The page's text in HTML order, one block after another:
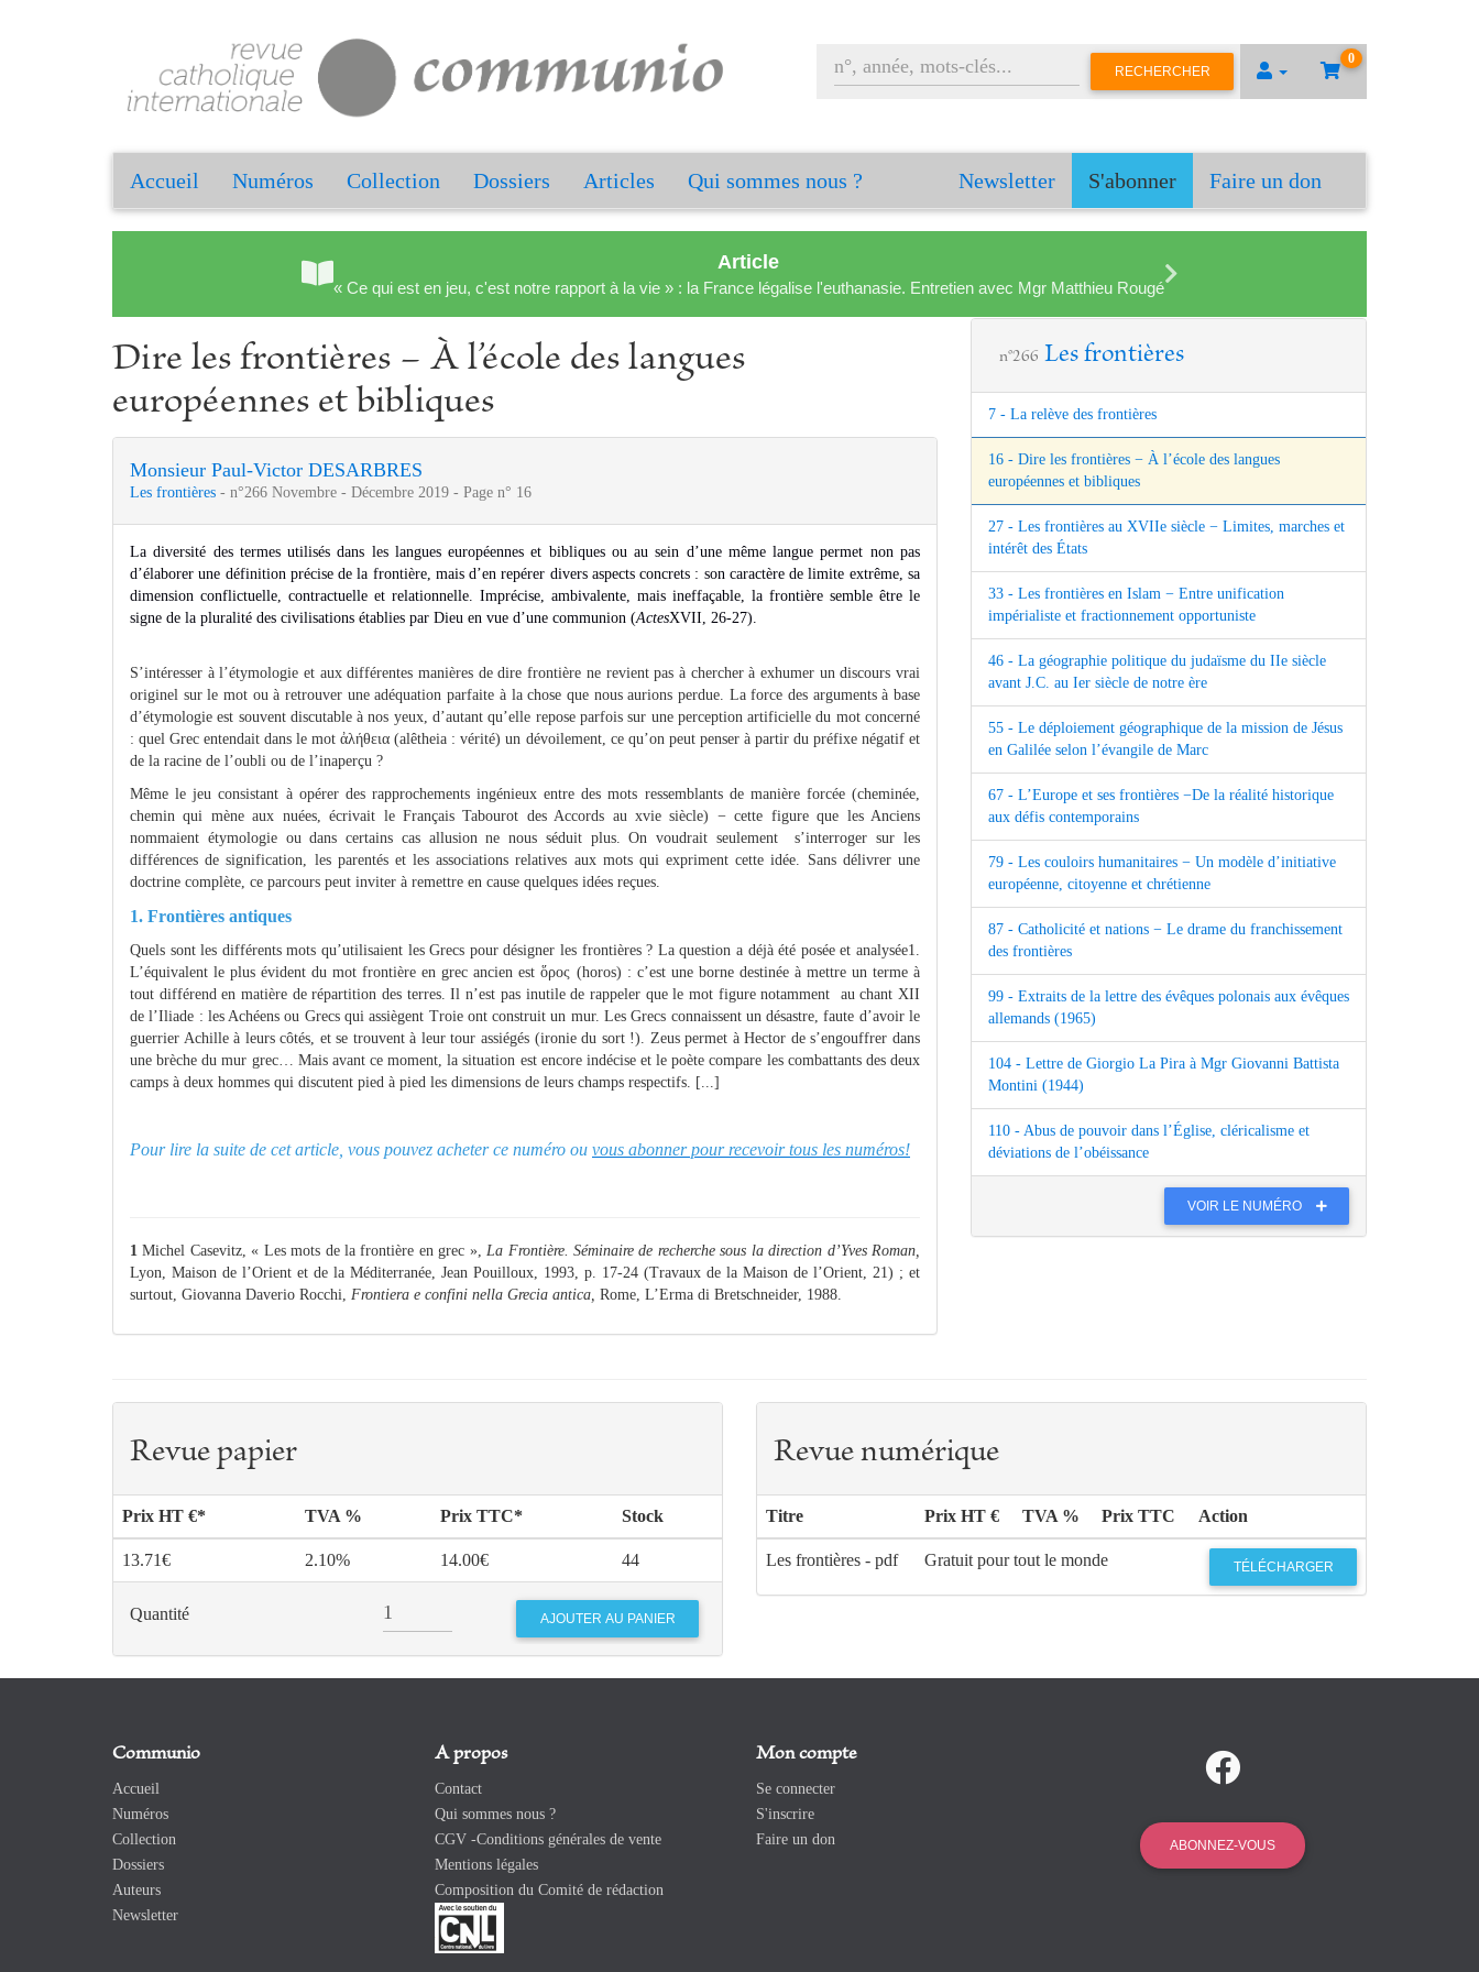
0
RECHERCHER
Accueil Numéros Collection Dossiers Articles Qui sommes nous ? Newsletter S'abonner Faire un don
Article
« Ce qui est en jeu, c'est notre rapport à la vie » : la France légalise l'euthanasie. Entretien avec Mgr Matthieu Rougé
Dire les frontières − À l’école des langues
européennes et bibliques
Monsieur Paul‑Victor DESARBRES
Les frontières - n°266 Novembre - Décembre 2019 - Page n° 16
La diversité des termes utilisés dans les langues européennes et bibliques ou au sein d’une même langue permet non pas
d’élaborer une définition précise de la frontière, mais d’en repérer divers aspects concrets : son caractère de limite extrême, sa
dimension conflictuelle, contractuelle et relationnelle. Imprécise, ambivalente, mais ineffaçable, la frontière semble être le
signe de la pluralité des civilisations établies par Dieu en vue d’une communion (ActesXVII, 26-27).
S’intéresser à l’étymologie et aux différentes manières de dire frontière ne revient pas à chercher à exhumer un discours vrai
originel sur le mot ou à retrouver une adéquation parfaite à la chose que nous aurions perdue. La force des arguments à base
d’étymologie est souvent discutable à nos yeux, d’autant qu’elle repose parfois sur une perception artificielle du mot concerné
: quel Grec entendait dans le mot ἀλήθεια (alêtheia : vérité) un dévoilement, ce qu’on peut penser à partir du préfixe négatif et
de la racine de l’oubli ou de l’inaperçu ?
Même le jeu consistant à opérer des rapprochements ingénieux entre des mots ressemblants de manière forcée (cheminée,
chemin qui mène aux nuées, écrivait le Français Tabourot des Accords au xvie siècle) − cette figure que les Anciens
nommaient étymologie ou dans certains cas allusion ne nous séduit plus. On voudrait seulement s’interroger sur les
différences de signification, les parentés et les associations relatives aux mots qui expriment cette idée. Sans délivrer une
doctrine complète, ce parcours peut inviter à remettre en cause quelques idées reçues.
1. Frontières antiques
Quels sont les différents mots qu’utilisaient les Grecs pour désigner les frontières ? La question a déjà été posée et analysée1.
L’équivalent le plus évident du mot frontière en grec ancien est ὅρος (horos) : c’est une borne destinée à mettre un terme à
tout différend en matière de répartition des terres. Il n’est pas inutile de rappeler que le mot figure notamment au chant XII
de l’Iliade : les Achéens ou Grecs qui assiègent Troie ont construit un mur. Les Grecs connaissent un désastre, faute d’avoir le
guerrier Achille à leurs côtés, et se trouvent à leur tour assiégés (ironie du sort !). Zeus permet à Hector de s’engouffrer dans
une brèche du mur grec… Mais avant ce moment, la situation est encore indécise et le poète compare les combattants des deux
camps à deux hommes qui discutent pied à pied les dimensions de leurs champs respectifs. [...]
Pour lire la suite de cet article, vous pouvez acheter ce numéro ou vous abonner pour recevoir tous les numéros!
1 Michel Casevitz, « Les mots de la frontière en grec »,La Frontière. Séminaire de recherche sous la direction d’Yves Roman,
Lyon, Maison de l’Orient et de la Méditerranée, Jean Pouilloux, 1993, p. 17-24 (Travaux de la Maison de l’Orient, 21) ; et
surtout, Giovanna Daverio Rocchi, Frontiera e confini nella Grecia antica, Rome, L’Erma di Bretschneider, 1988.
n°266 Les frontières
7 - La relève des frontières
16 - Dire les frontières − À l’école des langues
européennes et bibliques
27 - Les frontières au XVIIe siècle − Limites, marches et
intérêt des États
33 - Les frontières en Islam − Entre unification
impérialiste et fractionnement opportuniste
46 - La géographie politique du judaïsme du IIe siècle
avant J.C. au Ier siècle de notre ère
55 - Le déploiement géographique de la mission de Jésus
en Galilée selon l’évangile de Marc
67 - L’Europe et ses frontières −De la réalité historique
aux défis contemporains
79 - Les couloirs humanitaires − Un modèle d’initiative
européenne, citoyenne et chrétienne
87 - Catholicité et nations − Le drame du franchissement
des frontières
99 - Extraits de la lettre des évêques polonais aux évêques
allemands (1965)
104 - Lettre de Giorgio La Pira à Mgr Giovanni Battista
Montini (1944)
110 - Abus de pouvoir dans l’Église, cléricalisme et
déviations de l’obéissance
VOIR LE NUMÉRO
Revue papier
Prix HT €* TVA % Prix TTC* Stock
13.71€ 2.10% 14.00€ 44
Quantité
Revue numérique
Titre Prix HT € TVA % Prix TTC Action
Les frontières - pdf Gratuit pour tout le monde TÉLÉCHARGER
Communio
Accueil
Numéros
Collection
Dossiers
Auteurs
Newsletter
A propos
Contact
Qui sommes nous ?
CGV -Conditions générales de vente
Mentions légales
Composition du Comité de rédaction
Mon compte
Se connecter
S'inscrire
Faire un don
ABONNEZ-VOUS